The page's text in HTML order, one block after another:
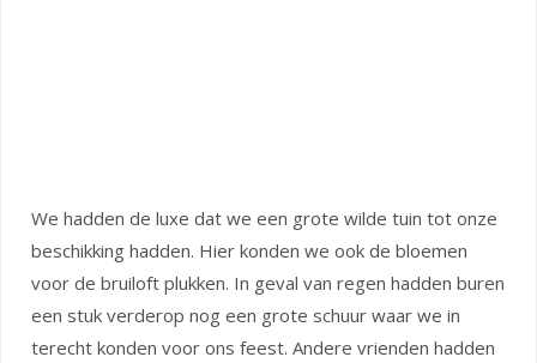
We hadden de luxe dat we een grote wilde tuin tot onze
beschikking hadden. Hier konden we ook de bloemen
voor de bruiloft plukken. In geval van regen hadden buren
een stuk verderop nog een grote schuur waar we in
terecht konden voor ons feest. Andere vrienden hadden